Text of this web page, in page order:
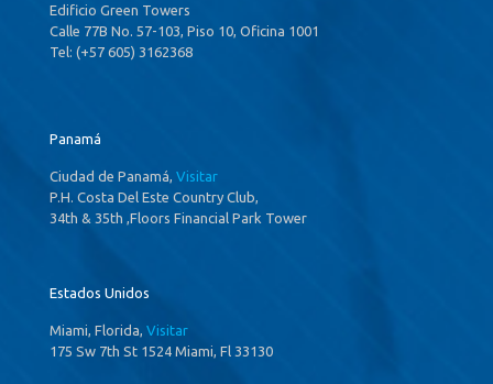
Edificio Green Towers
Calle 77B No. 57-103, Piso 10, Oficina 1001
Tel: (+57 605) 3162368
Panamá
Ciudad de Panamá, Visitar
P.H. Costa Del Este Country Club,
34th & 35th ,Floors Financial Park Tower
Estados Unidos
Miami, Florida, Visitar
175 Sw 7th St 1524 Miami, Fl 33130